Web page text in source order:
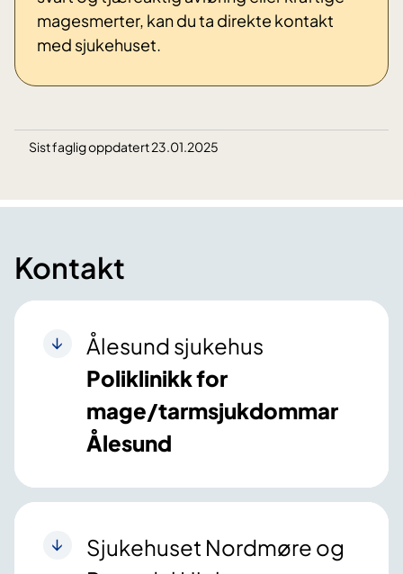
magesmerter, kan du ta direkte kontakt
med sjukehuset.
Sist faglig oppdatert 23.01.2025
Kontakt
Ålesund sjukehus
Poliklinikk for
mage/tarmsjukdommar
Ålesund
Sjukehuset Nordmøre og